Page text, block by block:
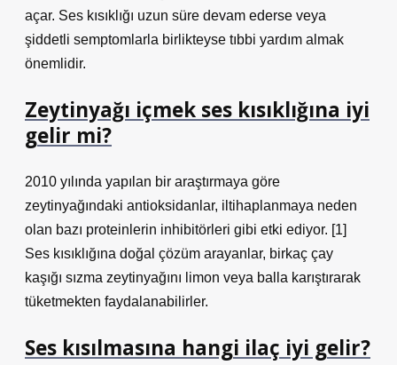
açar. Ses kısıklığı uzun süre devam ederse veya
şiddetli semptomlarla birlikteyse tıbbi yardım almak
önemlidir.
Zeytinyağı içmek ses kısıklığına iyi
gelir mi?
2010 yılında yapılan bir araştırmaya göre
zeytinyağındaki antioksidanlar, iltihaplanmaya neden
olan bazı proteinlerin inhibitörleri gibi etki ediyor. [1]
Ses kısıklığına doğal çözüm arayanlar, birkaç çay
kaşığı sızma zeytinyağını limon veya balla karıştırarak
tüketmekten faydalanabilirler.
Ses kısılmasına hangi ilaç iyi gelir?